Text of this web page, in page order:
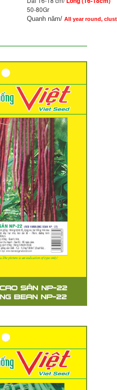
50-80Gr
Quanh năm/ All year round,